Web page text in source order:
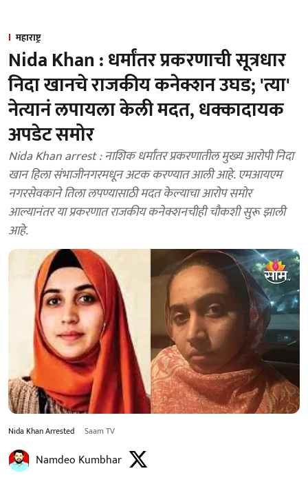
महाराष्ट्र
Nida Khan : धर्मांतर प्रकरणाची सूत्रधार
निदा खानचे राजकीय कनेक्शन उघड; 'त्या'
नेत्यानं लपायला केली मदत, धक्कादायक
अपडेट समोर
Nida Khan arrest : नाशिक धर्मांतर प्रकरणातील मुख्य आरोपी निदा
खान हिला संभाजीनगरमधून अटक करण्यात आली आहे. एमआयएम
नगरसेवकाने तिला लपण्यासाठी मदत केल्याचा आरोप समोर
आल्यानंतर या प्रकरणात राजकीय कनेक्शनचीही चौकशी सुरू झाली
आहे.
Nida Khan Arrested Saam TV
Namdeo Kumbhar